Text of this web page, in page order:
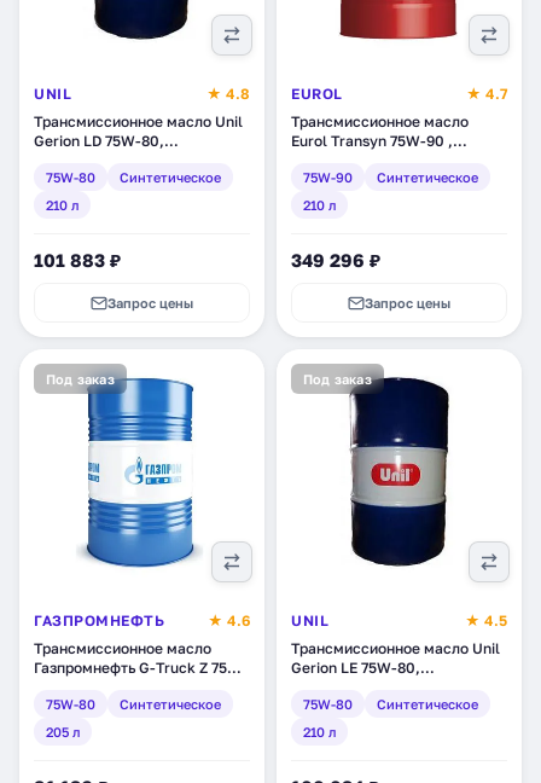
UNIL
★ 4.8
Трансмиссионное масло Unil
Gerion LD 75W-80,
75W-80
Синтетическое
210 л
101 883 ₽
Запрос цены
EUROL
★ 4.7
Трансмиссионное масло
Eurol Transyn 75W-90 ,
(E110075210L)
75W-90
Синтетическое
210 л
349 296 ₽
Запрос цены
Под заказ
ГАЗПРОМНЕФТЬ
★ 4.6
Трансмиссионное масло
Газпромнефть G-Truck Z 75W-
(253640199)
75W-80
Синтетическое
205 л
Под заказ
UNIL
★ 4.5
Трансмиссионное масло Unil
Gerion LE 75W-80,
75W-80
Синтетическое
210 л